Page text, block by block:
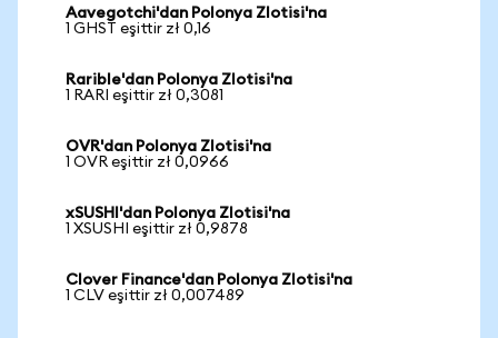
Aavegotchi'dan Polonya Zlotisi'na
1 GHST eşittir zł 0,16
Rarible'dan Polonya Zlotisi'na
1 RARI eşittir zł 0,3081
OVR'dan Polonya Zlotisi'na
1 OVR eşittir zł 0,0966
xSUSHI'dan Polonya Zlotisi'na
1 XSUSHI eşittir zł 0,9878
Clover Finance'dan Polonya Zlotisi'na
1 CLV eşittir zł 0,007489